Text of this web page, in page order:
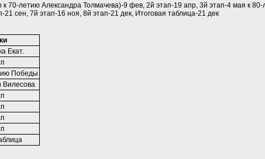
70-летию Александра Толмачева)-9 фев, 2й этап-19 апр, 3й этап-4 мая к
сен, 7й этап-16 ноя, 8й этап-21 дек, Итоговая таблица-21 дек
Екат.
Победы
Вилесова